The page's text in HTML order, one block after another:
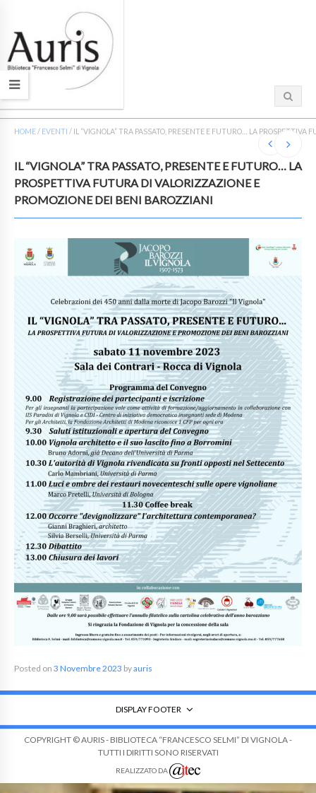
HOME/ EVENTI / IL “VIGNOLA” TRA PASSATO, PRESENTE E FUTURO… LA
IL “VIGNOLA” TRA PASSATO, PRESENTE E FUTURO… LA
PROSPETTIVA FUTURA DI VALORIZZAZIONE E
PROMOZIONE DEI BENI BAROZZIANI
Posted on 3 Novembre 2023 byauris
DISPLAY FOOTER
COPYRIGHT © AURIS - BIBLIOTECA “FRANCESCO SELMI” DI VIGNOLA -
TUTTI I DIRITTI SONO RISERVATI
REALIZZATO DA